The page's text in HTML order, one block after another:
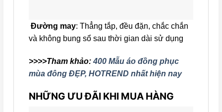
Đường may: Thẳng tắp, đều đặn, chắc chắn
và không bung sổ sau thời gian dài sử dụng
>>>>Tham khảo:400 Mẫu áo đồng phục
mùa đông ĐẸP, HOTREND nhất hiện nay
NHỮNG ƯU ĐÃI KHI MUA HÀNG